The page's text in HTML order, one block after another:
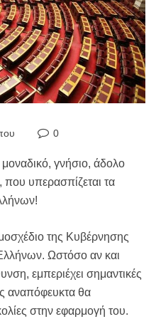
0
γνήσιο, άδολο
υπερασπίζεται τα
της Κυβέρνησης
Ωστόσο αν και
εμπεριέχει σημαντικές
αναπόφευκτα θα
στην εφαρμογή του.